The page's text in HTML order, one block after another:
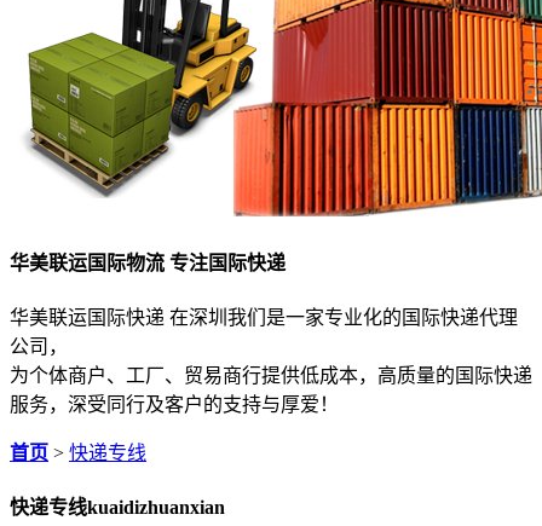
华美联运国际物流 专注国际快递
华美联运国际快递 在深圳我们是一家专业化的国际快递代理
公司，
为个体商户、工厂、贸易商行提供低成本，高质量的国际快递
服务，深受同行及客户的支持与厚爱！
首页 > 快递专线
快递专线kuaidizhuanxian